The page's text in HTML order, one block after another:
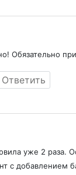
Обязательно
Ответить
уже 2 раза.
с добавлением